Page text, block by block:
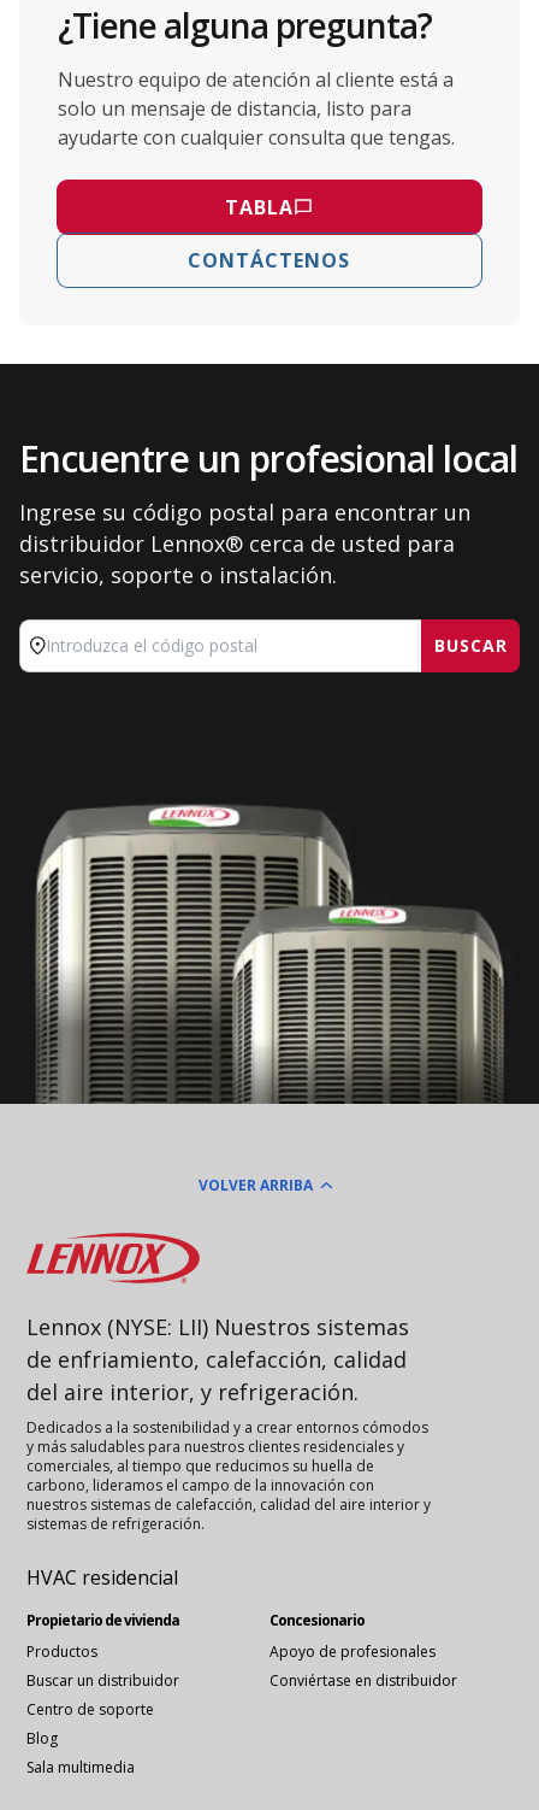
¿Tiene alguna pregunta?
Nuestro equipo de atención al cliente está a
solo un mensaje de distancia, listo para
ayudarte con cualquier consulta que tengas.
TABLA
CONTÁCTENOS
Encuentre un profesional local
Ingrese su código postal para encontrar un
distribuidor Lennox® cerca de usted para
servicio, soporte o instalación.
Introduzca el código postal BUSCAR
VOLVER ARRIBA
Lennox
Lennox (NYSE: LII) Nuestros sistemas
de enfriamiento, calefacción, calidad
del aire interior, y refrigeración.
Dedicados a la sostenibilidad y a crear entornos cómodos
y más saludables para nuestros clientes residenciales y
comerciales, al tiempo que reducimos su huella de
carbono, lideramos el campo de la innovación con
nuestros sistemas de calefacción, calidad del aire interior y
sistemas de refrigeración.
HVAC residencial
Propietario de vivienda
Productos
Buscar un distribuidor
Centro de soporte
Blog
Sala multimedia
Concesionario
Apoyo de profesionales
Conviértase en distribuidor